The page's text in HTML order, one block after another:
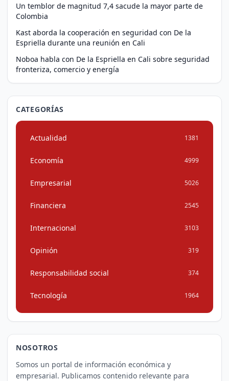
Un temblor de magnitud 7,4 sacude la mayor parte de
Colombia
Kast aborda la cooperación en seguridad con De la
Espriella durante una reunión en Cali
Noboa habla con De la Espriella en Cali sobre seguridad
fronteriza, comercio y energía
CATEGORÍAS
Actualidad 1381
Economía 4999
Empresarial 5026
Financiera 2545
Internacional 3103
Opinión 319
Responsabilidad social 374
Tecnología 1964
NOSOTROS
Somos un portal de información económica y
empresarial. Publicamos contenido relevante para